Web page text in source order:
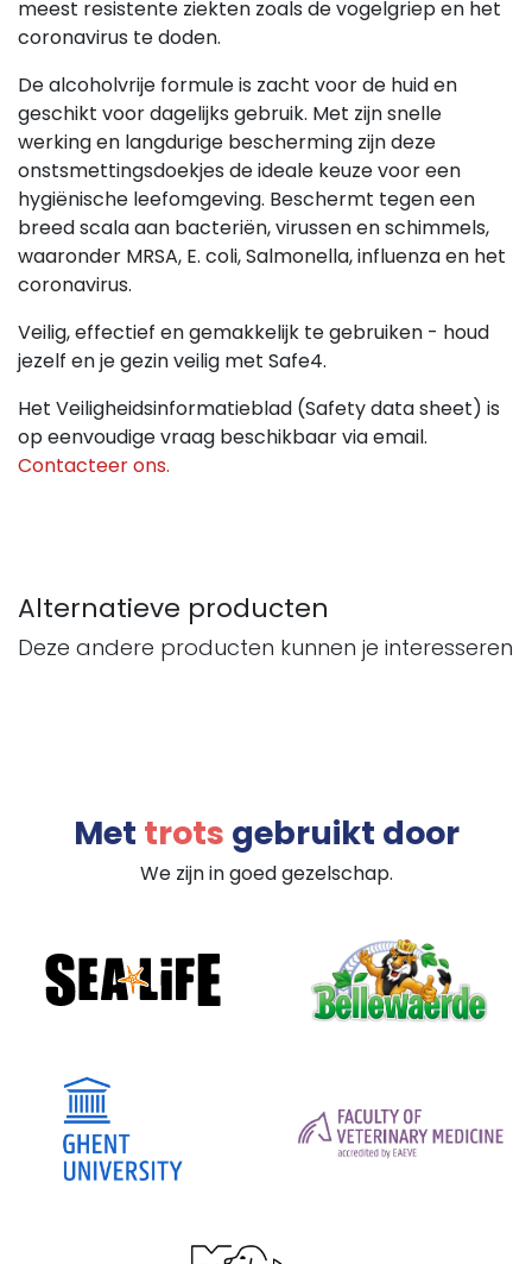
meest resistente ziekten zoals de vogelgriep en het
coronavirus te doden.
De alcoholvrije formule is zacht voor de huid en
geschikt voor dagelijks gebruik. Met zijn snelle
werking en langdurige bescherming zijn deze
onstsmettingsdoekjes de ideale keuze voor een
hygiënische leefomgeving. Beschermt tegen een
breed scala aan bacteriën, virussen en schimmels,
waaronder MRSA, E. coli, Salmonella, influenza en het
coronavirus.
Veilig, effectief en gemakkelijk te gebruiken - houd
jezelf en je gezin veilig met Safe4.
Het Veiligheidsinformatieblad (Safety data sheet) is
op eenvoudige vraag beschikbaar via email.
Contacteer ons.
Alternatieve producten
Deze andere producten kunnen je interesseren
Met trots gebruikt door
We zijn in goed gezelschap.